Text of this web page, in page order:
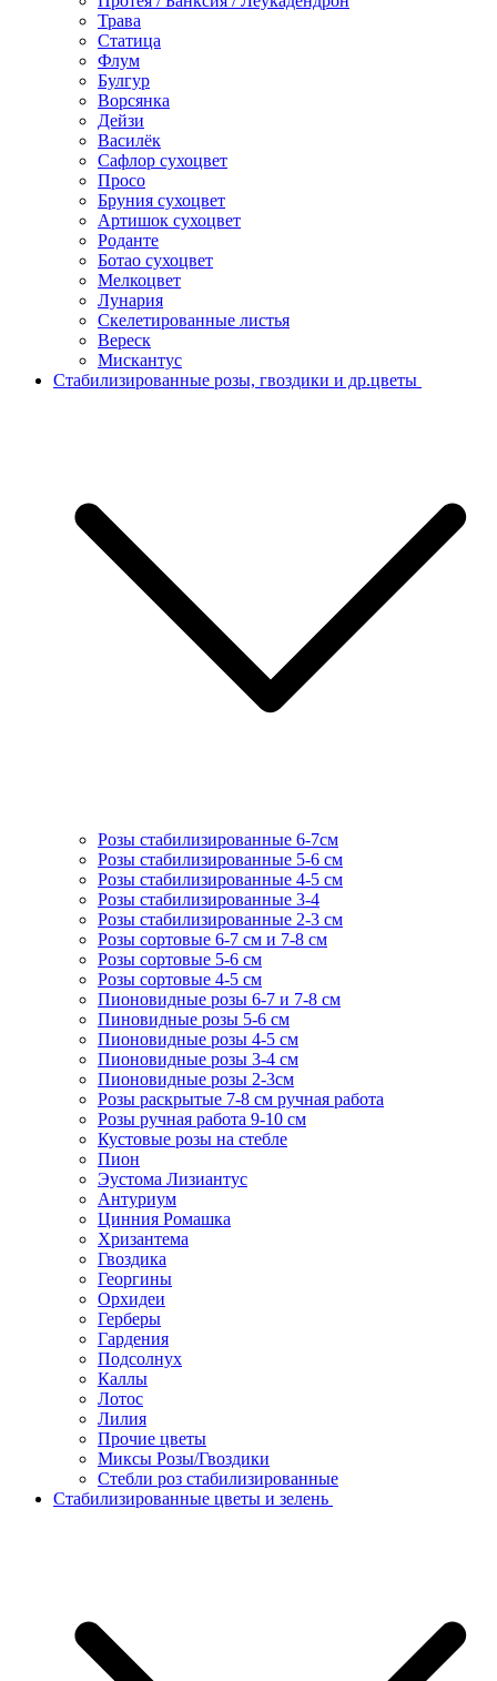
Трава
Статица
Флум
Булгур
Ворсянка
Дейзи
Василёк
Сафлор сухоцвет
Просо
Бруния сухоцвет
Артишок сухоцвет
Роданте
Ботао сухоцвет
Мелкоцвет
Лунария
Скелетированные листья
Вереск
Мискантус
Стабилизированные розы, гвоздики и др.цветы
Розы стабилизированные 6-7см
Розы стабилизированные 5-6 см
Розы стабилизированные 4-5 см
Розы стабилизированные 3-4
Розы стабилизированные 2-3 см
Розы сортовые 6-7 см и 7-8 см
Розы сортовые 5-6 см
Розы сортовые 4-5 см
Пионовидные розы 6-7 и 7-8 см
Пиновидные розы 5-6 см
Пионовидные розы 4-5 см
Пионовидные розы 3-4 см
Пионовидные розы 2-3см
Розы раскрытые 7-8 см ручная работа
Розы ручная работа 9-10 см
Кустовые розы на стебле
Пион
Эустома Лизиантус
Антуриум
Цинния Ромашка
Хризантема
Гвоздика
Георгины
Орхидеи
Герберы
Гардения
Подсолнух
Каллы
Лотос
Лилия
Прочие цветы
Миксы Розы/Гвоздики
Стебли роз стабилизированные
Стабилизированные цветы и зелень